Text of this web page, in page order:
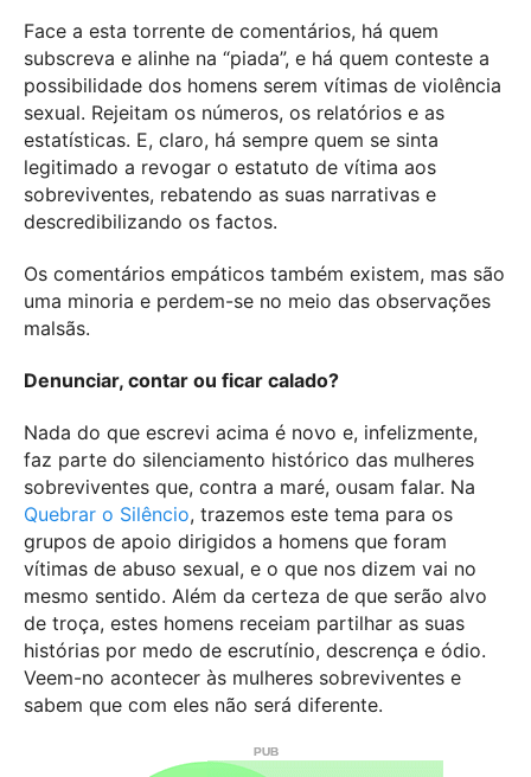
Face a esta torrente de comentários, há quem
subscreva e alinhe na “piada”, e há quem conteste a
possibilidade dos homens serem vítimas de violência
sexual. Rejeitam os números, os relatórios e as
estatísticas. E, claro, há sempre quem se sinta
legitimado a revogar o estatuto de vítima aos
sobreviventes, rebatendo as suas narrativas e
descredibilizando os factos.
Os comentários empáticos também existem, mas são
uma minoria e perdem-se no meio das observações
malsãs.
Denunciar, contar ou ficar calado?
Nada do que escrevi acima é novo e, infelizmente,
faz parte do silenciamento histórico das mulheres
sobreviventes que, contra a maré, ousam falar. Na
Quebrar o Silêncio, trazemos este tema para os
grupos de apoio dirigidos a homens que foram
vítimas de abuso sexual, e o que nos dizem vai no
mesmo sentido. Além da certeza de que serão alvo
de troça, estes homens receiam partilhar as suas
histórias por medo de escrutínio, descrença e ódio.
Veem-no acontecer às mulheres sobreviventes e
sabem que com eles não será diferente.